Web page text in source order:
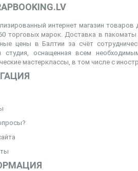
интернет магазин товаров
торговых марок. Доставка в
цены в Балтии за счёт
студия, оснащенная всем
мастерклассы, в том числе с